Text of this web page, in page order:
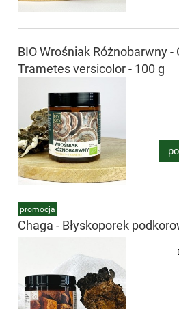
BIO Wrośniak Różnobarwny -
Trametes versicolor - 100 g
Chaga - Błyskoporek
promocja